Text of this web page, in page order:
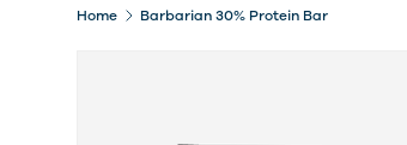
Home Barbarian 30% Protein Bar